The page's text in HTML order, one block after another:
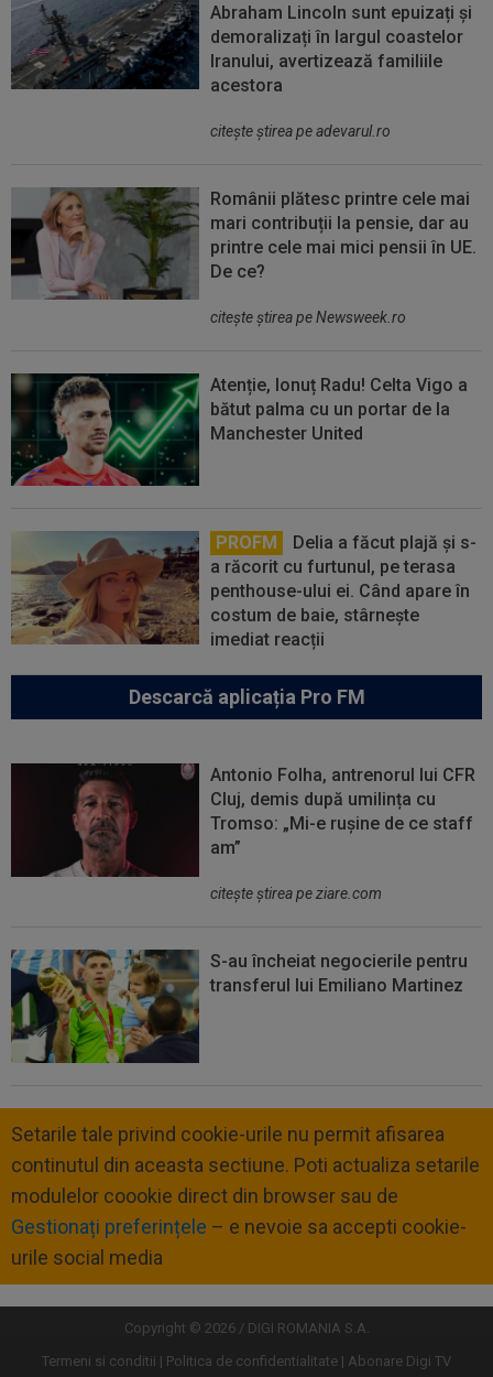
Abraham Lincoln sunt epuizați și
demoralizați în largul coastelor
Iranului, avertizează familiile
acestora
citeşte ştirea pe adevarul.ro
Românii plătesc printre cele mai
mari contribuții la pensie, dar au
printre cele mai mici pensii în UE.
De ce?
citeşte ştirea pe Newsweek.ro
Atenție, Ionuț Radu! Celta Vigo a
bătut palma cu un portar de la
Manchester United
PROFM
Delia a făcut plajă și s-
a răcorit cu furtunul, pe terasa
penthouse-ului ei. Când apare în
costum de baie, stârnește
imediat reacții
Descarcă aplicația Pro FM
Antonio Folha, antrenorul lui CFR
Cluj, demis după umilința cu
Tromso: „Mi-e rușine de ce staff
am”
citeşte ştirea pe ziare.com
S-au încheiat negocierile pentru
transferul lui Emiliano Martinez
Setarile tale privind cookie-urile nu permit afisarea
continutul din aceasta sectiune. Poti actualiza setarile
modulelor coookie direct din browser sau de
Gestionați preferințele – e nevoie sa accepti cookie-
urile social media
Copyright © 2026 / DIGI ROMANIA S.A.
Termeni si conditii
Politica de confidentialitate
Abonare Digi TV